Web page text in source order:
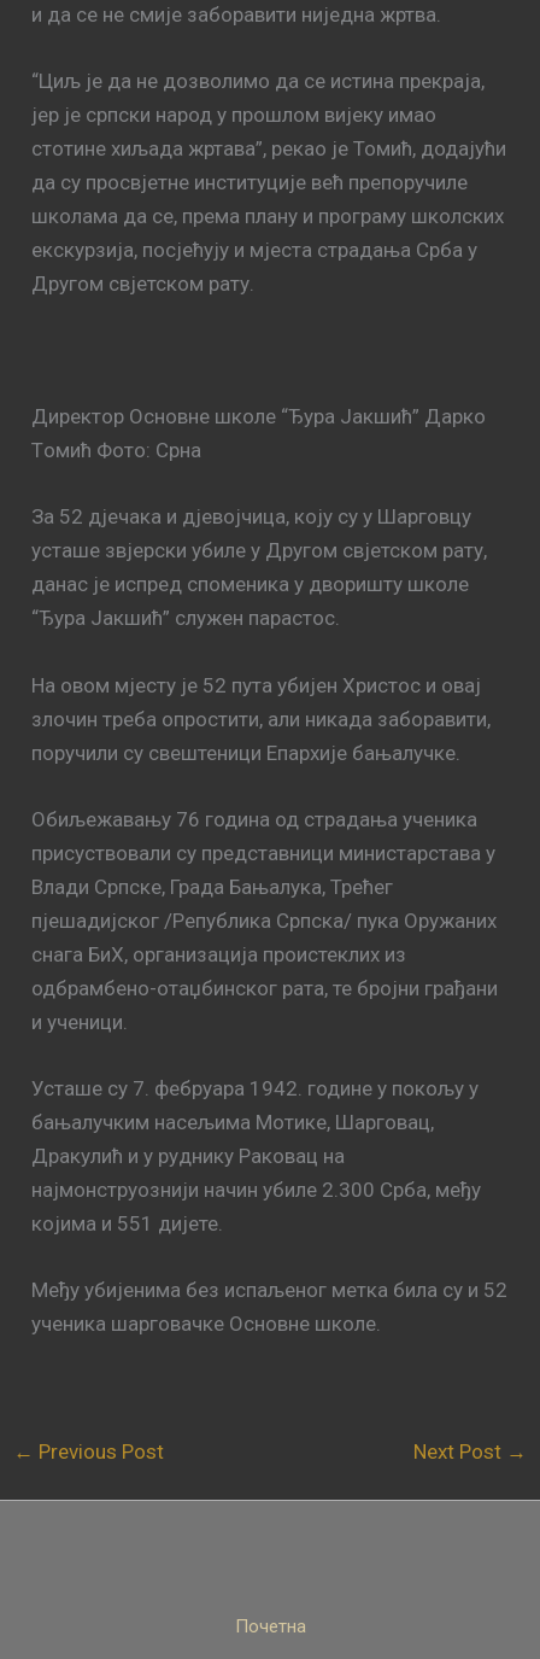
и да се не смије заборавити ниједна жртва.
“Циљ је да не дозволимо да се истина прекраја,
јер је српски народ у прошлом вијеку имао
стотине хиљада жртава”, рекао је Томић, додајући
да су просвјетне институције већ препоручиле
школама да се, према плану и програму школских
екскурзија, посјећују и мјеста страдања Срба у
Другом свјетском рату.
Директор Основне школе “Ђура Јакшић” Дарко
Tомић Фото: Срна
За 52 дјечака и дјевојчица, коју су у Шарговцу
усташе звјерски убиле у Другом свјетском рату,
данас је испред споменика у дворишту школе
“Ђура Јакшић” служен парастос.
На овом мјесту је 52 пута убијен Христос и овај
злочин треба опростити, али никада заборавити,
поручили су свештеници Епархије бањалучке.
Обиљежавању 76 година од страдања ученика
присуствовали су представници министарстава у
Влади Српске, Града Бањалука, Трећег
пјешадијског /Република Српска/ пука Оружаних
снага БиХ, организација проистеклих из
одбрамбено-отаџбинског рата, те бројни грађани
и ученици.
Усташе су 7. фебруара 1942. године у покољу у
бањалучким насељима Мотике, Шарговац,
Дракулић и у руднику Раковац на
најмонструознији начин убиле 2.300 Срба, међу
којима и 551 дијете.
Међу убијенима без испаљеног метка била су и 52
ученика шарговачке Основне школе.
← Previous Post Next Post →
Почетна